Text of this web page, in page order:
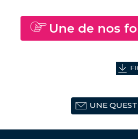
Une de nos
UNE